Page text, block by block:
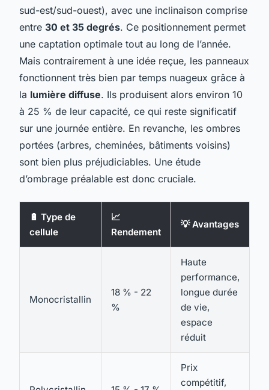
sud-est/sud-ouest), avec une inclinaison comprise
entre 30 et 35 degrés. Ce positionnement permet
une captation optimale tout au long de l’année.
Mais contrairement à une idée reçue, les panneaux
fonctionnent très bien par temps nuageux grâce à
la lumière diffuse. Ils produisent alors environ 10
à 25 % de leur capacité, ce qui reste significatif
sur une journée entière. En revanche, les ombres
portées (arbres, cheminées, bâtiments voisins)
sont bien plus préjudiciables. Une étude
d’ombrage préalable est donc cruciale.
🔋 Type de
cellule
📈
Rendement
💡 Avantages
Monocristallin
18 % - 22
%
Haute
performance,
longue durée
de vie,
espace
réduit
Prix
compétitif,